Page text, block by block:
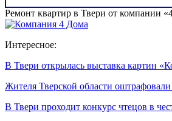
Ремонт квартир в Твери от компании
Интересное:
В Твери открылась выставка картин
Жителя Тверской области
В Твери проходит конкурс чтецов в